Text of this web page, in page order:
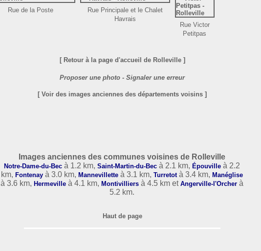
Rue de la Poste
Rue Principale et le Chalet
Havrais
Rue Victor
Petitpas
[ Retour à la page d'accueil de Rolleville ]
Proposer une photo - Signaler une erreur
[ Voir des images anciennes des départements voisins ]
Images anciennes des communes voisines de Rolleville
Notre-Dame-du-Bec à 1.2 km,Saint-Martin-du-Bec à 2.1 km,Épouville à 2.2
km,Fontenay à 3.0 km,Mannevillette à 3.1 km,Turretot à 3.4 km,Manéglise
à 3.6 km,Hermeville à 4.1 km,Montivilliers à 4.5 km etAngerville-l'Orcher à
5.2 km.
Haut de page